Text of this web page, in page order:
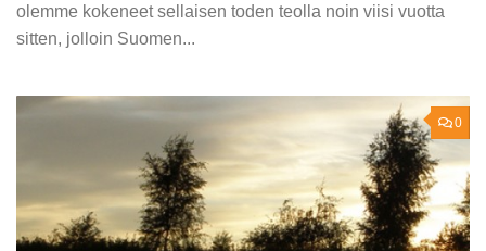
olemme kokeneet sellaisen toden teolla noin viisi vuotta
sitten, jolloin Suomen...
0